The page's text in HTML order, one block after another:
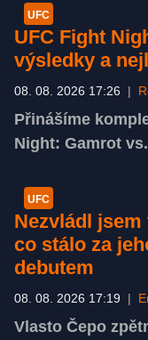
UFC
UFC Fight
výsledky a
08. 08. 2026 17:26
Přinášíme
Night: Gamrot
UFC
Nezvládl
co stálo za
debutem
08. 08. 2026 17:19
Vlasto Čepo